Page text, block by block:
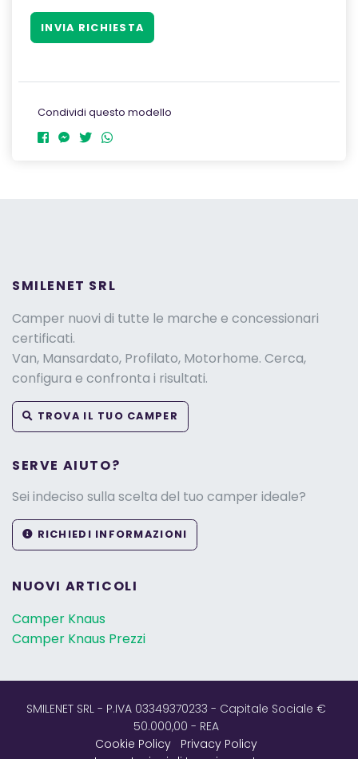
Condividi questo modello
SMILENET SRL
Camper nuovi di tutte le marche e concessionari
certificati.
Van, Mansardato, Profilato, Motorhome. Cerca,
configura e confronta i risultati.
TROVA IL TUO CAMPER
SERVE AIUTO?
Sei indeciso sulla scelta del tuo camper ideale?
RICHIEDI INFORMAZIONI
NUOVI ARTICOLI
Camper Knaus
Camper Knaus Prezzi
SMILENET SRL - P.IVA 03349370233 - Capitale Sociale €
50.000,00 - REA
Cookie Policy
Privacy Policy